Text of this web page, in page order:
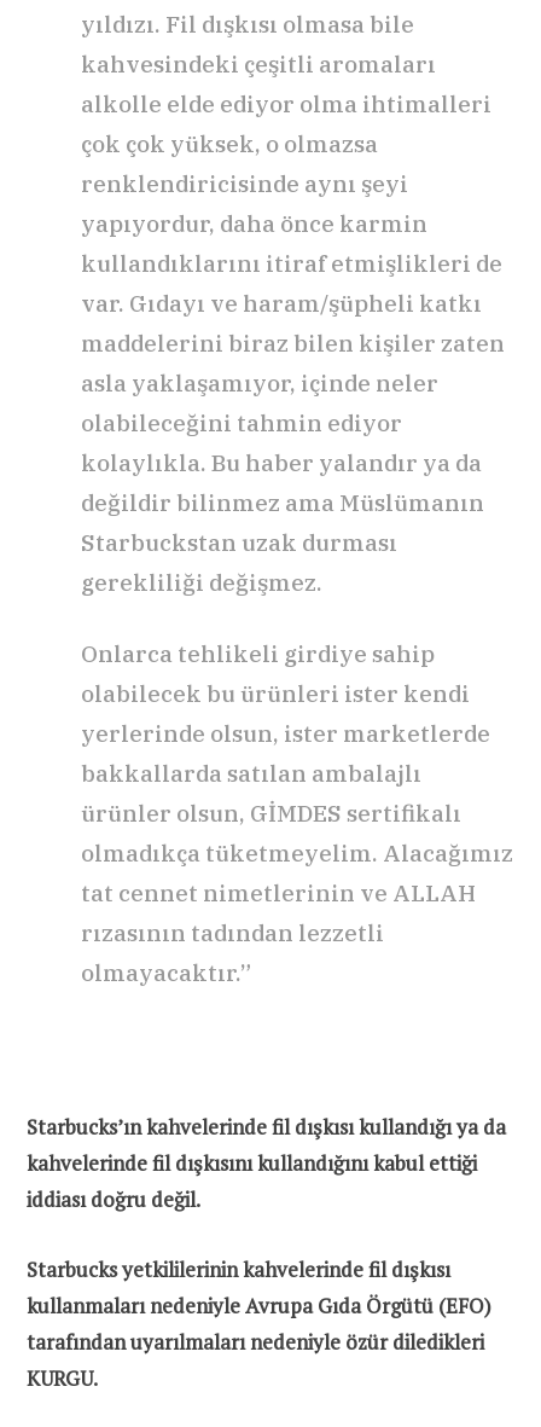
yıldızı. Fil dışkısı olmasa bile
kahvesindeki çeşitli aromaları
alkolle elde ediyor olma ihtimalleri
çok çok yüksek, o olmazsa
renklendiricisinde aynı şeyi
yapıyordur, daha önce karmin
kullandıklarını itiraf etmişlikleri de
var. Gıdayı ve haram/şüpheli katkı
maddelerini biraz bilen kişiler zaten
asla yaklaşamıyor, içinde neler
olabileceğini tahmin ediyor
kolaylıkla. Bu haber yalandır ya da
değildir bilinmez ama Müslümanın
Starbuckstan uzak durması
gerekliliği değişmez.
Onlarca tehlikeli girdiye sahip
olabilecek bu ürünleri ister kendi
yerlerinde olsun, ister marketlerde
bakkallarda satılan ambalajlı
ürünler olsun, GİMDES sertifikalı
olmadıkça tüketmeyelim. Alacağımız
tat cennet nimetlerinin ve ALLAH
rızasının tadından lezzetli
olmayacaktır.”
Starbucks’ın kahvelerinde fil dışkısı kullandığı ya da
kahvelerinde fil dışkısını kullandığını kabul ettiği
iddiası doğru değil.
Starbucks yetkililerinin kahvelerinde fil dışkısı
kullanmaları nedeniyle Avrupa Gıda Örgütü (EFO)
tarafından uyarılmaları nedeniyle özür diledikleri
KURGU.